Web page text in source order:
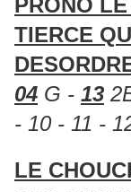
PRONO
TIERCE
04 G - 13
- 10 - 11 -
LE